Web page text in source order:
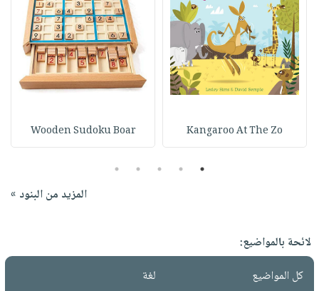
Kangaroo At The Zo
Wooden Sudoku Boar
1
2
3
4
5
المزيد من البنود »
لائحة بالمواضيع:
كل المواضيع
لغة